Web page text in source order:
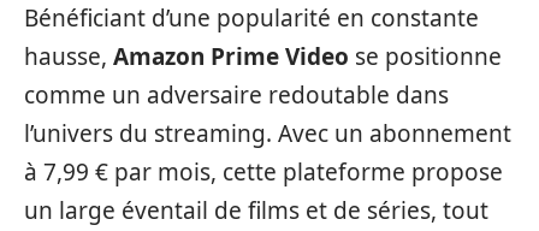
Bénéficiant d’une popularité en constante
hausse, Amazon Prime Video se positionne
comme un adversaire redoutable dans
l’univers du streaming. Avec un abonnement
à 7,99 € par mois, cette plateforme propose
un large éventail de films et de séries, tout